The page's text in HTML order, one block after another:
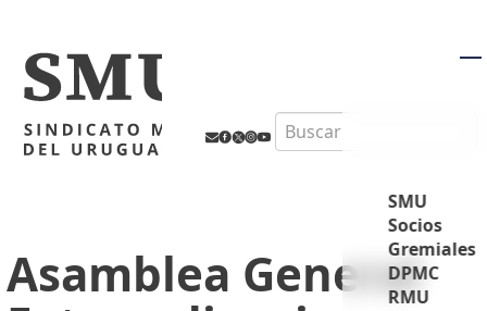
Search
SMU
Socios
Gremiales
DPMC
RMU
Asamblea General